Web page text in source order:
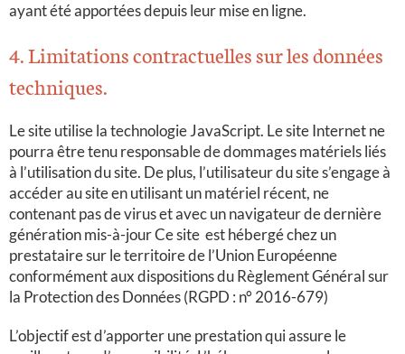
ayant été apportées depuis leur mise en ligne.
4. Limitations contractuelles sur les données
techniques.
Le site utilise la technologie JavaScript. Le site Internet ne
pourra être tenu responsable de dommages matériels liés
à l’utilisation du site. De plus, l’utilisateur du site s’engage à
accéder au site en utilisant un matériel récent, ne
contenant pas de virus et avec un navigateur de dernière
génération mis-à-jour Ce site est hébergé chez un
prestataire sur le territoire de l’Union Européenne
conformément aux dispositions du Règlement Général sur
la Protection des Données (RGPD : n° 2016-679)
L’objectif est d’apporter une prestation qui assure le